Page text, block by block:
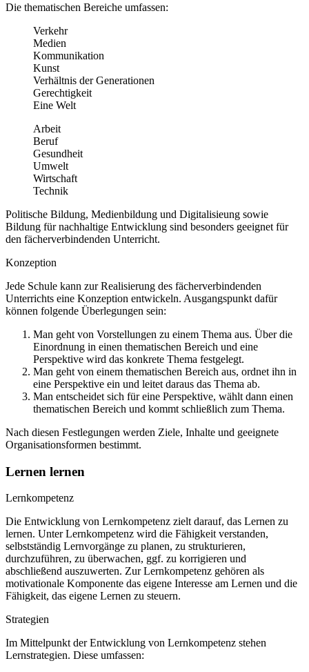
Die thematischen Bereiche umfassen:
Verkehr
Medien
Kommunikation
Kunst
Verhältnis der Generationen
Gerechtigkeit
Eine Welt
Arbeit
Beruf
Gesundheit
Umwelt
Wirtschaft
Technik
Politische Bildung, Medienbildung und Digitalisieung sowie
Bildung für nachhaltige Entwicklung sind besonders geeignet für
den fächerverbindenden Unterricht.
Konzeption
Jede Schule kann zur Realisierung des fächerverbindenden
Unterrichts eine Konzeption entwickeln. Ausgangspunkt dafür
können folgende Überlegungen sein:
Man geht von Vorstellungen zu einem Thema aus. Über die
Einordnung in einen thematischen Bereich und eine
Perspektive wird das konkrete Thema festgelegt.
Man geht von einem thematischen Bereich aus, ordnet ihn in
eine Perspektive ein und leitet daraus das Thema ab.
Man entscheidet sich für eine Perspektive, wählt dann einen
thematischen Bereich und kommt schließlich zum Thema.
Nach diesen Festlegungen werden Ziele, Inhalte und geeignete
Organisationsformen bestimmt.
Lernen lernen
Lernkompetenz
Die Entwicklung von Lernkompetenz zielt darauf, das Lernen zu
lernen. Unter Lernkompetenz wird die Fähigkeit verstanden,
selbstständig Lernvorgänge zu planen, zu strukturieren,
durchzuführen, zu überwachen, ggf. zu korrigieren und
abschließend auszuwerten. Zur Lernkompetenz gehören als
motivationale Komponente das eigene Interesse am Lernen und die
Fähigkeit, das eigene Lernen zu steuern.
Strategien
Im Mittelpunkt der Entwicklung von Lernkompetenz stehen
Lernstrategien. Diese umfassen: